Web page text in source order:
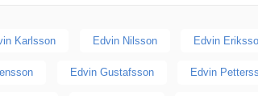
Karlsson Edvin Nilsson Edvin
Edvin Gustafsson Edvin